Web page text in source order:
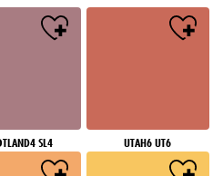
SL4 UTAH6 UT6